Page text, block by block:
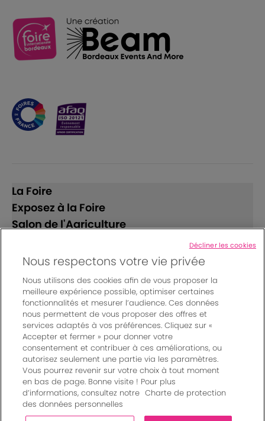
La Foire
Exposez à la Foire
Salon de l'Agriculture
Suivez-nous
© Bordeaux Events And More | Rue Jean Samazeuilh - CS
20088 - 33070 Bordeaux cedex - France
Mentions légales|
Règlement général des manifestations
Un événement organisé par Bordeaux Events And More
Charte de protection des données personnelles
Nous respectons votre vie privée
Nous utilisons des cookies afin de vous proposer la
meilleure expérience possible, optimiser certaines
fonctionnalités et mesurer l’audience. Ces données
nous permettent de vous proposer des offres et
services adaptés à vos préférences. Cliquez sur «
Accepter et fermer » pour donner votre
consentement et contribuer à ces améliorations, ou
autorisez seulement une partie via les paramètres.
Vous pourrez revenir sur votre choix à tout moment
en bas de page. Bonne visite ! Pour plus
d’informations, consultez notre Charte de protection
des données personnelles
Décliner les cookies